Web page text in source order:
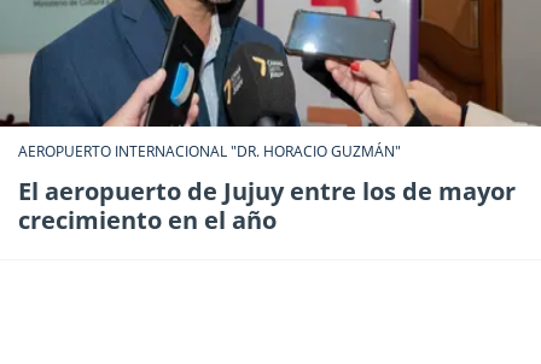
AEROPUERTO INTERNACIONAL "DR. HORACIO GUZMÁN"
El aeropuerto de Jujuy entre los de mayor
crecimiento en el año